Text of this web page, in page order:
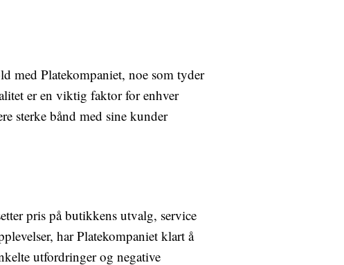
med Platekompaniet, noe som tyder
er en viktig faktor for enhver
sterke bånd med sine kunder
pris på butikkens utvalg, service
har Platekompaniet klart å
utfordringer og negative